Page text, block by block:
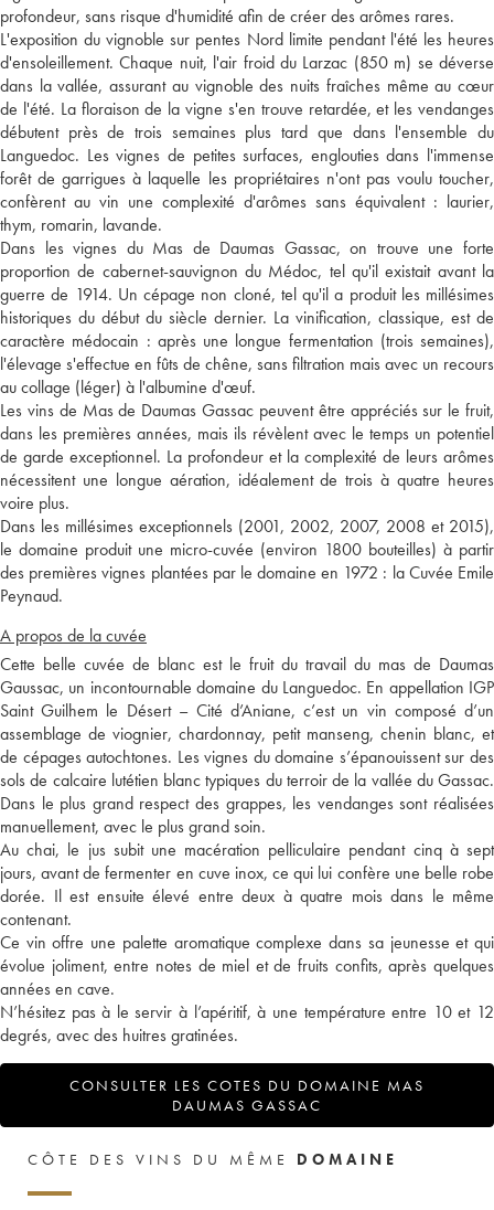
profondeur, sans risque d'humidité afin de créer des arômes rares.
L'exposition du vignoble sur pentes Nord limite pendant l'été les heures
d'ensoleillement. Chaque nuit, l'air froid du Larzac (850 m) se déverse
dans la vallée, assurant au vignoble des nuits fraîches même au cœur
de l'été. La floraison de la vigne s'en trouve retardée, et les vendanges
débutent près de trois semaines plus tard que dans l'ensemble du
Languedoc. Les vignes de petites surfaces, englouties dans l'immense
forêt de garrigues à laquelle les propriétaires n'ont pas voulu toucher,
confèrent au vin une complexité d'arômes sans équivalent : laurier,
thym, romarin, lavande.
Dans les vignes du Mas de Daumas Gassac, on trouve une forte
proportion de cabernet-sauvignon du Médoc, tel qu'il existait avant la
guerre de 1914. Un cépage non cloné, tel qu'il a produit les millésimes
historiques du début du siècle dernier. La vinification, classique, est de
caractère médocain : après une longue fermentation (trois semaines),
l'élevage s'effectue en fûts de chêne, sans filtration mais avec un recours
au collage (léger) à l'albumine d'œuf.
Les vins de Mas de Daumas Gassac peuvent être appréciés sur le fruit,
dans les premières années, mais ils révèlent avec le temps un potentiel
de garde exceptionnel. La profondeur et la complexité de leurs arômes
nécessitent une longue aération, idéalement de trois à quatre heures
voire plus.
Dans les millésimes exceptionnels (2001, 2002, 2007, 2008 et 2015),
le domaine produit une micro-cuvée (environ 1800 bouteilles) à partir
des premières vignes plantées par le domaine en 1972 : la Cuvée Emile
Peynaud.
A propos de la cuvée
Cette belle cuvée de blanc est le fruit du travail du mas de Daumas
Gaussac, un incontournable domaine du Languedoc. En appellation IGP
Saint Guilhem le Désert – Cité d’Aniane, c’est un vin composé d’un
assemblage de viognier, chardonnay, petit manseng, chenin blanc, et
de cépages autochtones. Les vignes du domaine s’épanouissent sur des
sols de calcaire lutétien blanc typiques du terroir de la vallée du Gassac.
Dans le plus grand respect des grappes, les vendanges sont réalisées
manuellement, avec le plus grand soin.
Au chai, le jus subit une macération pelliculaire pendant cinq à sept
jours, avant de fermenter en cuve inox, ce qui lui confère une belle robe
dorée. Il est ensuite élevé entre deux à quatre mois dans le même
contenant.
Ce vin offre une palette aromatique complexe dans sa jeunesse et qui
évolue joliment, entre notes de miel et de fruits confits, après quelques
années en cave.
N’hésitez pas à le servir à l’apéritif, à une température entre 10 et 12
degrés, avec des huitres gratinées.
CONSULTER LES COTES DU DOMAINE MAS
DAUMAS GASSAC
CÔTE DES VINS DU MÊME DOMAINE